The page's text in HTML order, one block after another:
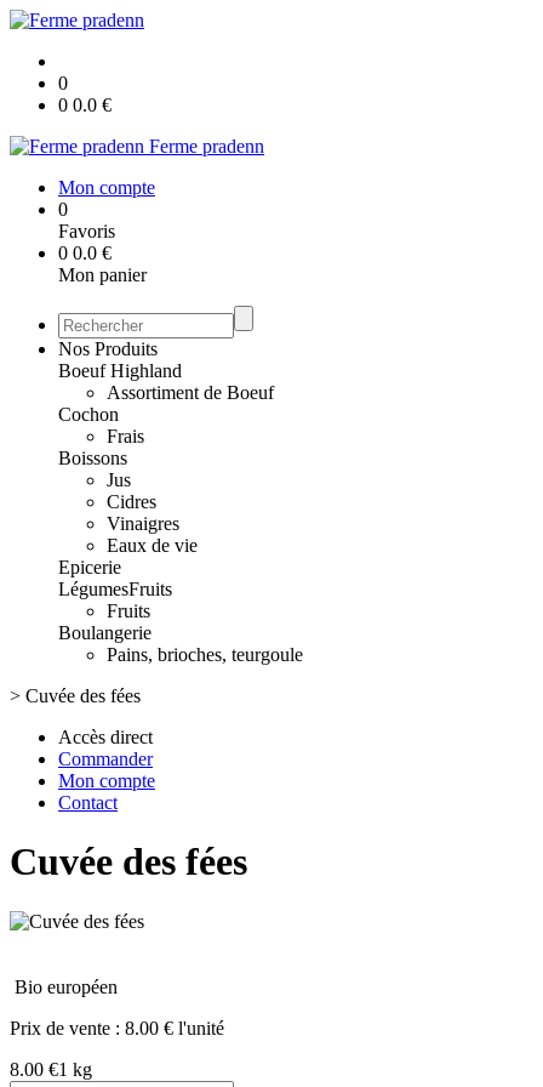
0
0 0.0 €
Ferme pradenn
Mon compte
0
Favoris
0 0.0 €
Mon panier
Nos Produits
Boeuf Highland
Assortiment de Boeuf
Cochon
Frais
Boissons
Jus
Cidres
Vinaigres
Eaux de vie
Epicerie
LégumesFruits
Fruits
Boulangerie
Pains, brioches, teurgoule
> Cuvée des fées
Accès direct
Commander
Mon compte
Contact
Cuvée des fées
Bio européen
Prix de vente : 8.00 € l'unité
8.00 €1 kg